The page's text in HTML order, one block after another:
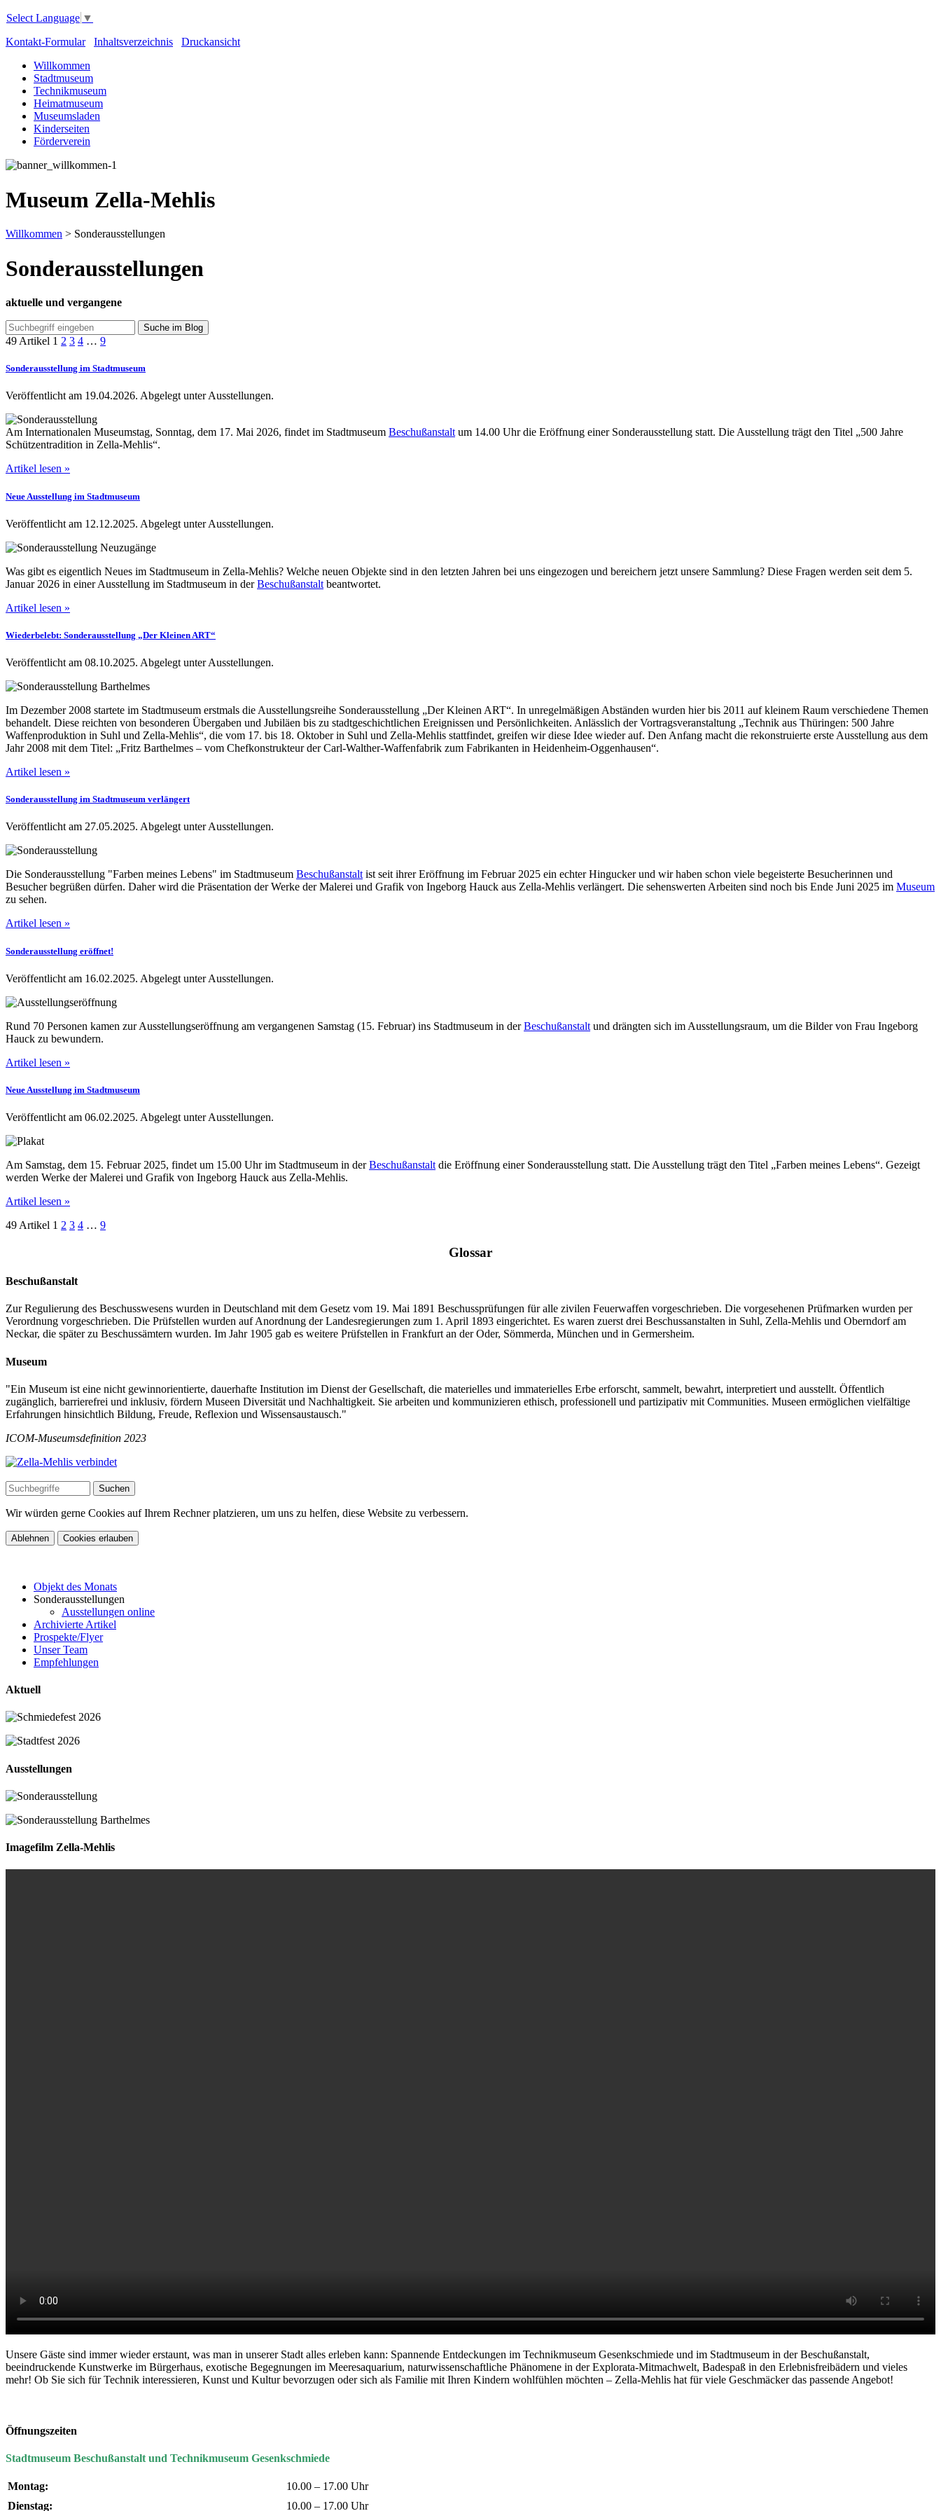
Select Language ▼
Kontakt-Formular
Inhaltsverzeichnis
Druckansicht
Willkommen
Stadtmuseum
Technikmuseum
Heimatmuseum
Museumsladen
Kinderseiten
Förderverein
Museum Zella-Mehlis
Willkommen > Sonderausstellungen
Sonderausstellungen
aktuelle und vergangene
Suche im Blog
49 Artikel 1 2 3 4 … 9
Sonderausstellung im Stadtmuseum
Veröffentlicht am 19.04.2026. Abgelegt unter Ausstellungen.
Am Internationalen Museumstag, Sonntag, dem 17. Mai 2026, findet im Stadtmuseum Beschußanstaltum 14.00 Uhr die Eröffnung einer Sonderausstellung statt. Die Ausstellung trägt den Titel „500 Jahre
Schützentradition in Zella-Mehlis“.
Artikel lesen »
Neue Ausstellung im Stadtmuseum
Veröffentlicht am 12.12.2025. Abgelegt unter Ausstellungen.
Was gibt es eigentlich Neues im Stadtmuseum in Zella-Mehlis? Welche neuen Objekte sind in den letzten Jahren bei uns eingezogen und bereichern jetzt unsere Sammlung? Diese Fragen werden seit dem 5.
Januar 2026 in einer Ausstellung im Stadtmuseum in derBeschußanstalt beantwortet.
Artikel lesen »
Wiederbelebt: Sonderausstellung „Der Kleinen ART“
Veröffentlicht am 08.10.2025. Abgelegt unter Ausstellungen.
Im Dezember 2008 startete im Stadtmuseum erstmals die Ausstellungsreihe Sonderausstellung „Der Kleinen ART“. In unregelmäßigen Abständen wurden hier bis 2011 auf kleinem Raum verschiedene Themen
behandelt. Diese reichten von besonderen Übergaben und Jubiläen bis zu stadtgeschichtlichen Ereignissen und Persönlichkeiten. Anlässlich der Vortragsveranstaltung „Technik aus Thüringen: 500 Jahre
Waffenproduktion in Suhl und Zella-Mehlis“, die vom 17. bis 18. Oktober in Suhl und Zella-Mehlis stattfindet, greifen wir diese Idee wieder auf. Den Anfang macht die rekonstruierte erste Ausstellung aus dem
Jahr 2008 mit dem Titel: „Fritz Barthelmes – vom Chefkonstrukteur der Carl-Walther-Waffenfabrik zum Fabrikanten in Heidenheim-Oggenhausen“.
Artikel lesen »
Sonderausstellung im Stadtmuseum verlängert
Veröffentlicht am 27.05.2025. Abgelegt unter Ausstellungen.
Die Sonderausstellung "Farben meines Lebens" im Stadtmuseum Beschußanstaltist seit ihrer Eröffnung im Februar 2025 ein echter Hingucker und wir haben schon viele begeisterte Besucherinnen und
Besucher begrüßen dürfen. Daher wird die Präsentation der Werke der Malerei und Grafik von Ingeborg Hauck aus Zella-Mehlis verlängert. Die sehenswerten Arbeiten sind noch bis Ende Juni 2025 im Museum
zu sehen.
Artikel lesen »
Sonderausstellung eröffnet!
Veröffentlicht am 16.02.2025. Abgelegt unter Ausstellungen.
Rund 70 Personen kamen zur Ausstellungseröffnung am vergangenen Samstag (15. Februar) ins Stadtmuseum in derBeschußanstalt und drängten sich im Ausstellungsraum, um die Bilder von Frau Ingeborg
Hauck zu bewundern.
Artikel lesen »
Neue Ausstellung im Stadtmuseum
Veröffentlicht am 06.02.2025. Abgelegt unter Ausstellungen.
Am Samstag, dem 15. Februar 2025, findet um 15.00 Uhr im Stadtmuseum in derBeschußanstalt die Eröffnung einer Sonderausstellung statt. Die Ausstellung trägt den Titel „Farben meines Lebens“. Gezeigt
werden Werke der Malerei und Grafik von Ingeborg Hauck aus Zella-Mehlis.
Artikel lesen »
49 Artikel 1 2 3 4 … 9
Glossar
Beschußanstalt
Zur Regulierung des Beschusswesens wurden in Deutschland mit dem Gesetz vom 19. Mai 1891 Beschussprüfungen für alle zivilen Feuerwaffen vorgeschrieben. Die vorgesehenen Prüfmarken wurden per
Verordnung vorgeschrieben. Die Prüfstellen wurden auf Anordnung der Landesregierungen zum 1. April 1893 eingerichtet. Es waren zuerst drei Beschussanstalten in Suhl, Zella-Mehlis und Oberndorf am
Neckar, die später zu Beschussämtern wurden. Im Jahr 1905 gab es weitere Prüfstellen in Frankfurt an der Oder, Sömmerda, München und in Germersheim.
Museum
"Ein Museum ist eine nicht gewinnorientierte, dauerhafte Institution im Dienst der Gesellschaft, die materielles und immaterielles Erbe erforscht, sammelt, bewahrt, interpretiert und ausstellt. Öffentlich
zugänglich, barrierefrei und inklusiv, fördern Museen Diversität und Nachhaltigkeit. Sie arbeiten und kommunizieren ethisch, professionell und partizipativ mit Communities. Museen ermöglichen vielfältige
Erfahrungen hinsichtlich Bildung, Freude, Reflexion und Wissensaustausch."
ICOM-Museumsdefinition 2023
Wir würden gerne Cookies auf Ihrem Rechner platzieren, um uns zu helfen, diese Website zu verbessern.
Ablehnen Cookies erlauben
Objekt des Monats
Sonderausstellungen
Ausstellungen online
Archivierte Artikel
Prospekte/Flyer
Unser Team
Empfehlungen
Aktuell
Ausstellungen
Imagefilm Zella-Mehlis
Unsere Gäste sind immer wieder erstaunt, was man in unserer Stadt alles erleben kann: Spannende Entdeckungen im Technikmuseum Gesenkschmiede und im Stadtmuseum in der Beschußanstalt,
beeindruckende Kunstwerke im Bürgerhaus, exotische Begegnungen im Meeresaquarium, naturwissenschaftliche Phänomene in der Explorata-Mitmachwelt, Badespaß in den Erlebnisfreibädern und vieles
mehr! Ob Sie sich für Technik interessieren, Kunst und Kultur bevorzugen oder sich als Familie mit Ihren Kindern wohlfühlen möchten – Zella-Mehlis hat für viele Geschmäcker das passende Angebot!
Öffnungszeiten
Stadtmuseum Beschußanstalt und Technikmuseum Gesenkschmiede
Montag:
10.00 – 17.00 Uhr
Dienstag:
10.00 – 17.00 Uhr